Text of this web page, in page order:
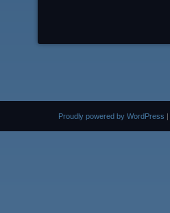
Proudly powered by WordPress |